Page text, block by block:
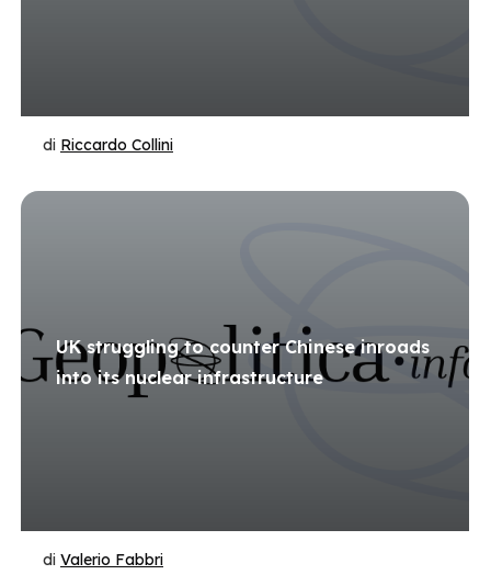
di Riccardo Collini
UK struggling to counter Chinese inroads
into its nuclear infrastructure
di Valerio Fabbri